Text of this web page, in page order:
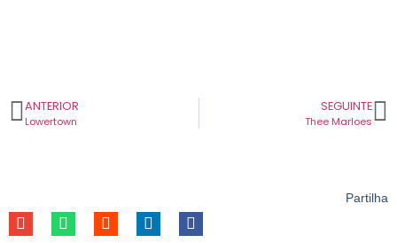
ANTERIOR
Lowertown
SEGUINTE
Thee Marloes
Partilha